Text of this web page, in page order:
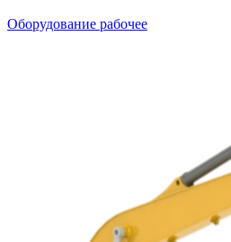
Оборудование рабочее